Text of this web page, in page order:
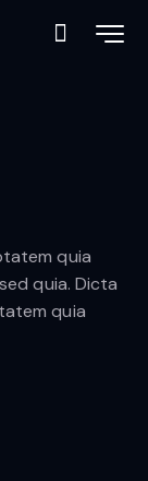
quia
quia. Dicta
quia